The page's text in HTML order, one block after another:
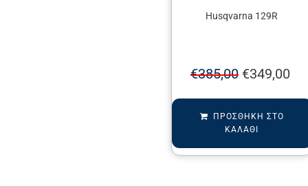
Husqvarna 129R
€385,00 €349,00
ΠΡΟΣΘΉΚΗ ΣΤΟ
ΚΑΛΆΘΙ